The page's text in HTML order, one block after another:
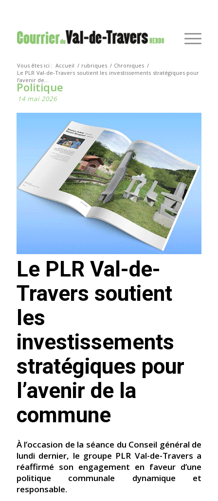
Vous êtes ici : Accueil / rubriques / Chroniques /
Le PLR Val-de-Travers soutient les investissements stratégiques pour
l’avenir de...
Politique
14 mai 2026
Le PLR Val-de-
Travers soutient
les
investissements
stratégiques pour
l’avenir de la
commune
À l’occasion de la séance du Conseil général de
lundi dernier, le groupe PLR Val-de-Travers a
réaffirmé son engagement en faveur d’une
politique communale dynamique et
responsable.